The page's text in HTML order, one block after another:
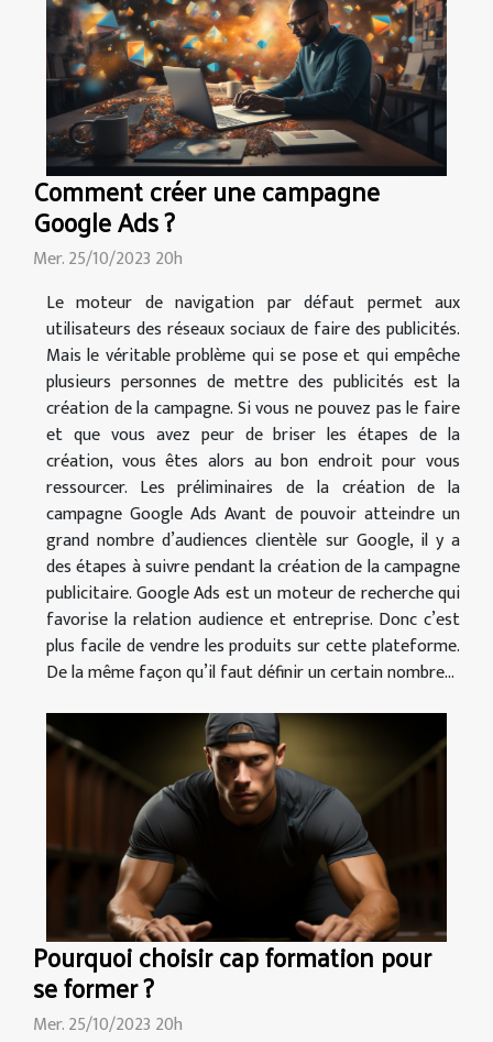
Comment créer une campagne
Google Ads ?
Mer. 25/10/2023 20h
Le moteur de navigation par défaut permet aux
utilisateurs des réseaux sociaux de faire des publicités.
Mais le véritable problème qui se pose et qui empêche
plusieurs personnes de mettre des publicités est la
création de la campagne. Si vous ne pouvez pas le faire
et que vous avez peur de briser les étapes de la
création, vous êtes alors au bon endroit pour vous
ressourcer. Les préliminaires de la création de la
campagne Google Ads Avant de pouvoir atteindre un
grand nombre d’audiences clientèle sur Google, il y a
des étapes à suivre pendant la création de la campagne
publicitaire. Google Ads est un moteur de recherche qui
favorise la relation audience et entreprise. Donc c’est
plus facile de vendre les produits sur cette plateforme.
De la même façon qu’il faut définir un certain nombre...
Pourquoi choisir cap formation pour
se former ?
Mer. 25/10/2023 20h